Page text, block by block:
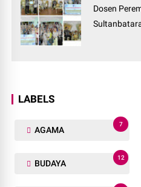
Dosen
LABELS
AGAMA
7
BUDAYA
12